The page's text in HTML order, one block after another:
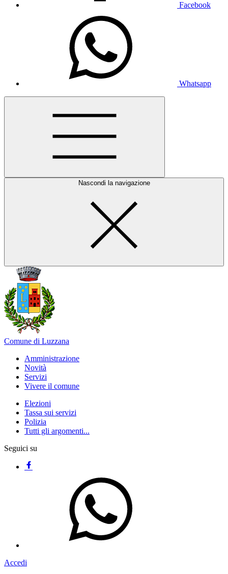
Facebook
Whatsapp
Nascondi la navigazione
Comune di Luzzana
Amministrazione
Novità
Servizi
Vivere il comune
Elezioni
Tassa sui servizi
Polizia
Tutti gli argomenti...
Seguici su
Accedi